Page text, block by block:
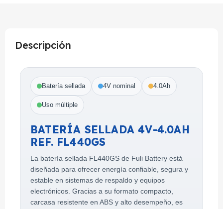
Descripción
Batería sellada 4V nominal 4.0Ah
Uso múltiple
BATERÍA SELLADA 4V-4.0AH
REF. FL440GS
La batería sellada FL440GS de Fuli Battery está
diseñada para ofrecer energía confiable, segura y
estable en sistemas de respaldo y equipos
electrónicos. Gracias a su formato compacto,
carcasa resistente en ABS y alto desempeño, es